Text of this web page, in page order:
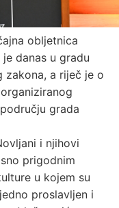
obljetnica
danas u gradu
zakona, a riječ je o
grada
i njihovi
prigodnim
u kojem su
proslavljen i